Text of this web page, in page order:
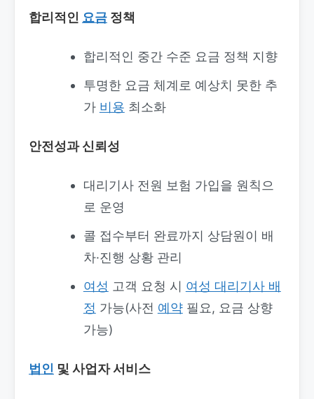
합리적인 요금 정책
합리적인 중간 수준 요금 정책 지향
투명한 요금 체계로 예상치 못한 추
가 비용 최소화
안전성과 신뢰성
대리기사 전원 보험 가입을 원칙으
로 운영
콜 접수부터 완료까지 상담원이 배
차·진행 상황 관리
여성 고객 요청 시 여성 대리기사 배
정 가능(사전 예약필요, 요금 상향
가능)
법인 및 사업자 서비스